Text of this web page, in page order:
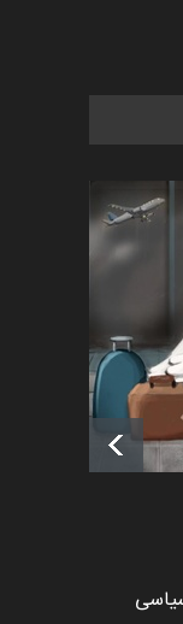
به یاد اردوغان باشول (۱۹۳۶–
و پوستر
کارتون و